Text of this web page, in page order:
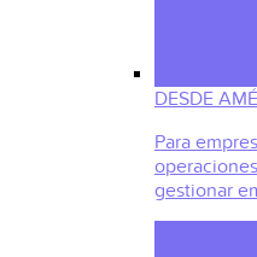
DESDE
Para
gestionar